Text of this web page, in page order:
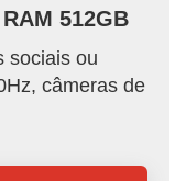
512GB
sociais ou
câmeras de